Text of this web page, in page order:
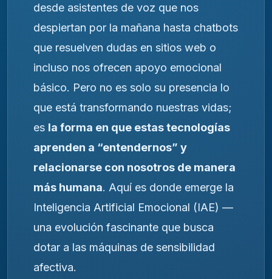
desde asistentes de voz que nos
despiertan por la mañana hasta chatbots
que resuelven dudas en sitios web o
incluso nos ofrecen apoyo emocional
básico. Pero no es solo su presencia lo
que está transformando nuestras vidas;
es la forma en que estas tecnologías
aprenden a “entendernos” y
relacionarse con nosotros de manera
más humana. Aquí es donde emerge la
Inteligencia Artificial Emocional (IAE) —
una evolución fascinante que busca
dotar a las máquinas de sensibilidad
afectiva.